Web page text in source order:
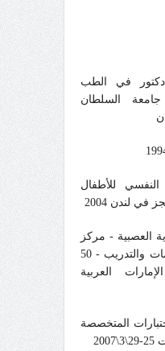
في الطب
السلطان
للأطفال
لندن 2004
العصبية - مركز
آراء للاستشارات والدراسات والتدريب - 50
العربية
المتخصصة